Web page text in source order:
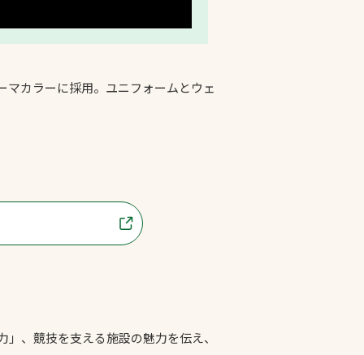
カラーに採用。ユニフォームとウェ
、競技を支える施設の魅力を伝え、